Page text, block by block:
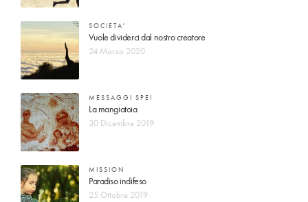
SOCIETA'
Vuole dividerci dal nostro creatore
24 Marzo 2020
MESSAGGI SPEI
La mangiatoia
30 Dicembre 2019
MISSION
Paradiso indifeso
25 Ottobre 2019